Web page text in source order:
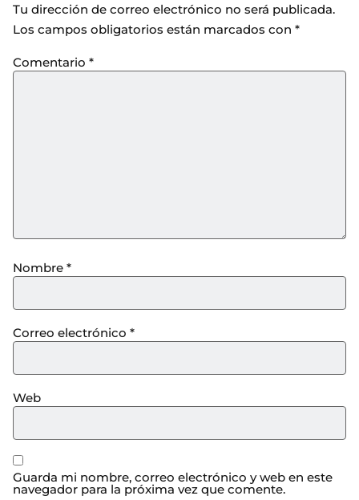
Tu dirección de correo electrónico no será publicada.
Los campos obligatorios están marcados con *
Comentario *
Nombre *
Correo electrónico *
Web
Guarda mi nombre, correo electrónico y web en este
navegador para la próxima vez que comente.